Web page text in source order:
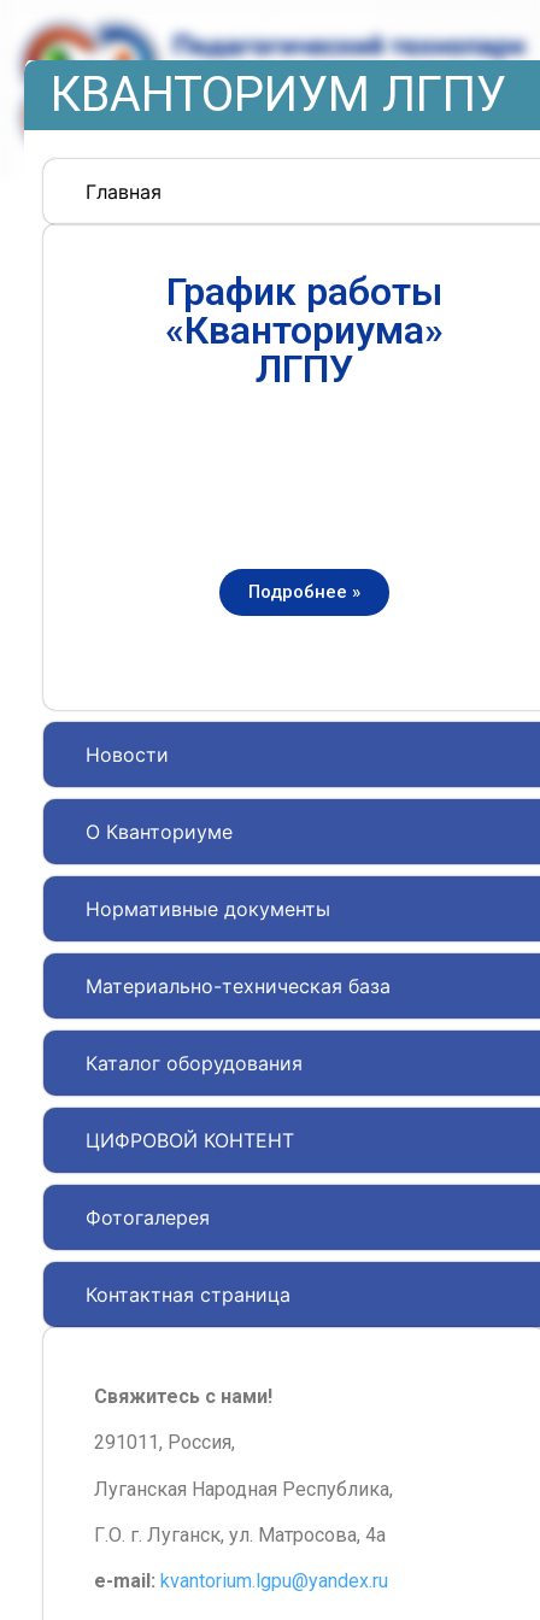
КВАНТОРИУМ ЛГПУ
Главная
Новости
О Кванториуме
Нормативные документы
Материально-техническая база
Каталог оборудования
ЦИФРОВОЙ КОНТЕНТ
Фотогалерея
Контактная страница
График работы
«Кванториума»
ЛГПУ
Подробнее »
Свяжитесь с нами!
291011, Россия,
Луганская Народная Республика,
Г.О. г. Луганск, ул. Матросова, 4а
e-mail: kvantorium.lgpu@yandex.ru